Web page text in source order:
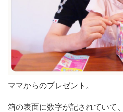
ママからのプレゼント。
箱の表面に数字が記されていて